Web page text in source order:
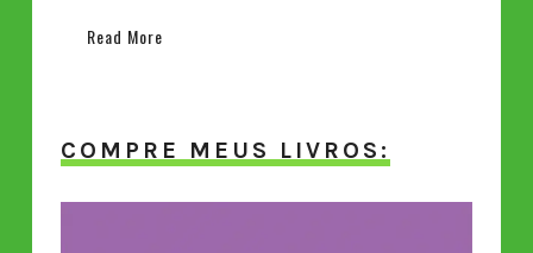
Read More
COMPRE MEUS LIVROS: